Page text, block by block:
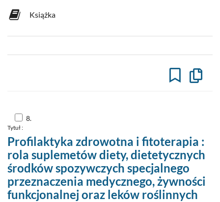
Książka
Skocz
do
nr
8
8.
Tytuł :
Profilaktyka zdrowotna i fitoterapia :
rola suplemetów diety, dietetycznych
środków spozywczych specjalnego
przeznaczenia medycznego, żywności
funkcjonalnej oraz leków roślinnych